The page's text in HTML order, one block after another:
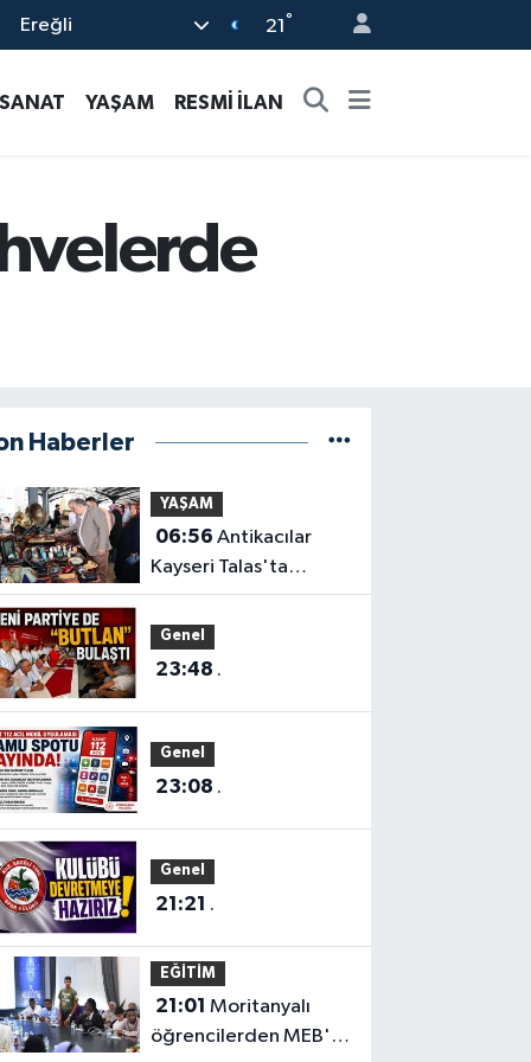
Ereğli 21 °
YAŞAM RESMİ İLAN
Haberler
YAŞAM
06:56 Antikacılar
Kayseri Talas'ta
buluşuyor
Genel
23:48 .
Genel
23:08 .
Genel
21:21 .
EĞİTİM
21:01 Moritanyalı
öğrencilerden MEB'e